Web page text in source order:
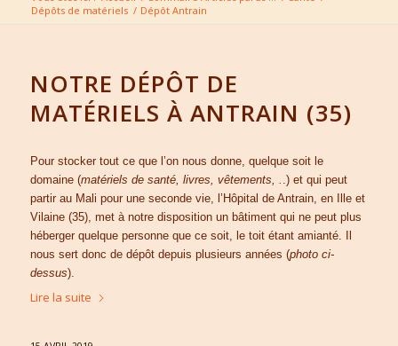
Dépôts de matériels / Dépôt Antrain
NOTRE DÉPÔT DE
MATÉRIELS À ANTRAIN (35)
Pour stocker tout ce que l’on nous donne, quelque soit le
domaine (matériels de santé, livres, vêtements, . .) et qui peut
partir au Mali pour une seconde vie, l’Hôpital de Antrain, en Ille et
Vilaine (35), met à notre disposition un bâtiment qui ne peut plus
héberger quelque personne que ce soit, le toit étant amianté. Il
nous sert donc de dépôt depuis plusieurs années (photo ci-
dessus).
Lire la suite